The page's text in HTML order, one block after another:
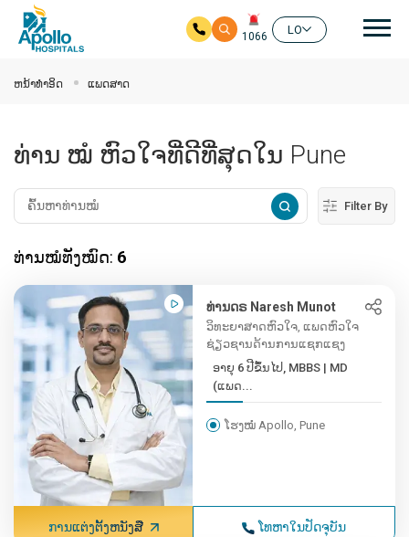
ຊີ້ນໍ
1066
LO
ຫນ້າທໍາອິດ ແພດສາດ
ທ່ານ ໝໍ ຫົວໃຈທີ່ດີທີ່ສຸດໃນ Pune
Filter By
ທ່ານໝໍທັງໝົດ: 6
ທ່ານດຣ Naresh Munot
ວິທະຍາສາດຫົວໃຈ, ແພດຫົວໃຈ
ຊ່ຽວຊານດ້ານການແຊກແຊງ
ອາຍຸ 6 ປີຂຶ້ນໄປ, MBBS | MD
(ແພດ...
ໂຮງໝໍ Apollo, Pune
ການແຕ່ງຕັ້ງຫນັງສື ໂທຫາໃນປັດຈຸບັນ